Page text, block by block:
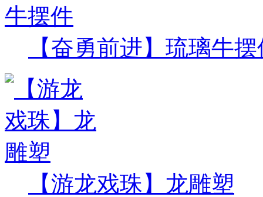
【奋勇前进】琉璃牛
【游龙戏珠】龙雕塑